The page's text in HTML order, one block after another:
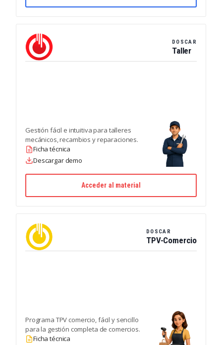
DOSCAR
Taller
Gestión fácil e intuitiva para talleres
mecánicos, recambios y reparaciones.
Ficha técnica
Descargar demo
Acceder al material
DOSCAR
TPV-Comercio
Programa TPV comercio, fácil y sencillo
para la gestión completa de comercios.
Ficha técnica